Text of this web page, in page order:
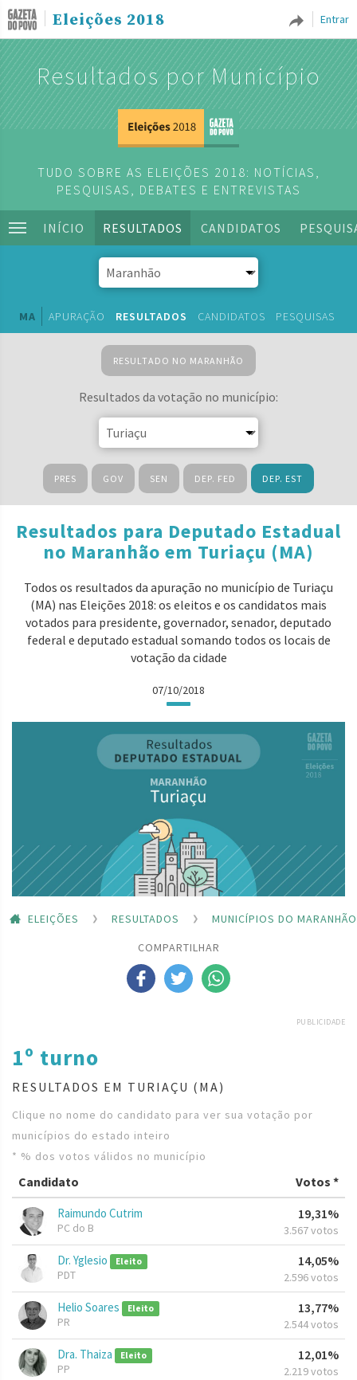
Entrar
Eleições 2018
Resultados por Município
TUDO SOBRE AS ELEIÇÕES 2018: NOTÍCIAS,
PESQUISAS, DEBATES E ENTREVISTAS
INÍCIO RESULTADOS CANDIDATOS
MA APURAÇÃO RESULTADOS CANDIDATOS PESQUISAS
RESULTADO NO MARANHÃO
Resultados da votação no município:
PRES GOV SEN DEP. FED DEP. EST
Resultados para Deputado Estadual
no Maranhão em Turiaçu (MA)
Todos os resultados da apuração no município de Turiaçu
(MA) nas Eleições 2018: os eleitos e os candidatos mais
votados para presidente, governador, senador, deputado
federal e deputado estadual somando todos os locais de
votação da cidade
07/10/2018
ELEIÇÕES RESULTADOS
MUNICÍPIOS DO MARANHÃO
COMPARTILHAR
PUBLICIDADE
1º turno
RESULTADOS EM TURIAÇU (MA)
Clique no nome do candidato para ver sua votação por
municípios do estado inteiro
* % dos votos válidos no município
Candidato Votos *
Raimundo Cutrim
PC do B
19,31%
3.567 votos
Dr. Yglesio Eleito
PDT
14,05%
2.596 votos
Helio Soares Eleito
PR
13,77%
2.544 votos
Dra. Thaiza Eleito
PP
12,01%
2.219 votos